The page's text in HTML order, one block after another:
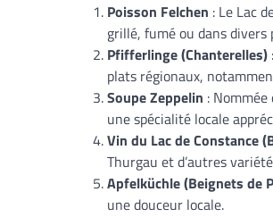
Poisson Felchen : Le Lac
grillé, fumé ou dans divers
Pfifferlinge (Chanterelles)
plats régionaux,
Soupe Zeppelin :
une spécialité locale
Vin du Lac de Constance
Thurgau et d’autres
Apfelküchle (Beignets de
une douceur locale.